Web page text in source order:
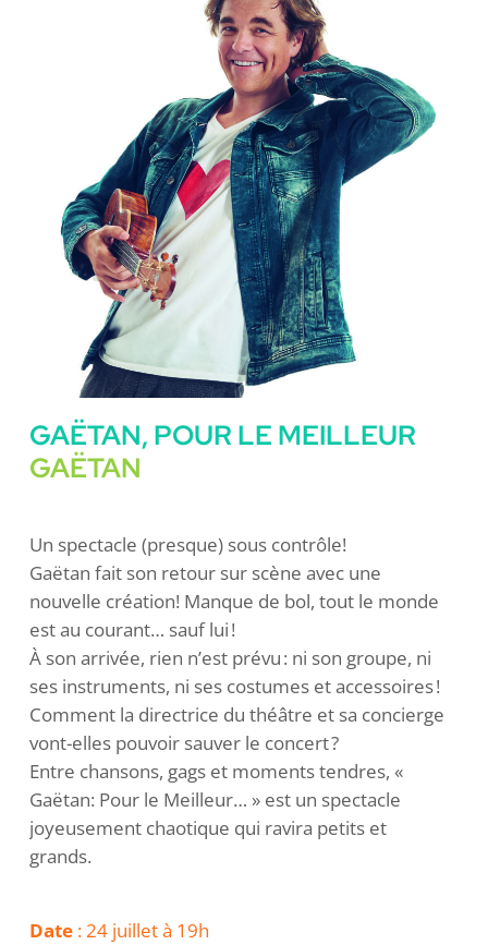
GAËTAN, POUR LE MEILLEUR
GAËTAN
Un spectacle (presque) sous contrôle!
Gaëtan fait son retour sur scène avec une
nouvelle création! Manque de bol, tout le monde
est au courant… sauf lui !
À son arrivée, rien n’est prévu : ni son groupe, ni
ses instruments, ni ses costumes et accessoires !
Comment la directrice du théâtre et sa concierge
vont-elles pouvoir sauver le concert ?
Entre chansons, gags et moments tendres, «
Gaëtan: Pour le Meilleur… » est un spectacle
joyeusement chaotique qui ravira petits et
grands.
Date : 24 juillet à 19h